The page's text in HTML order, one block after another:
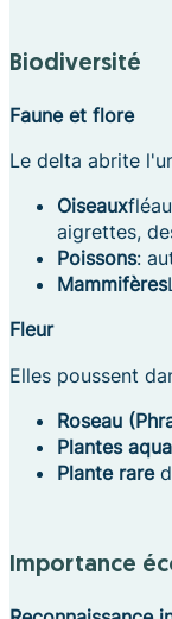
Biodiversité
Faune et flore
Le delta abrite
Oiseauxfléau
aigrettes,
Poissons:
Mammifères
Fleur
Elles poussent
Roseau
Plantes
Plante rare
Importance